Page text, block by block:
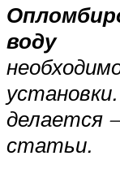
воду
делается
статьи.